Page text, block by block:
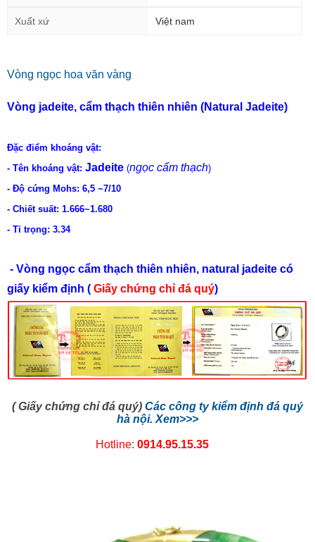
Xuất xứ Việt nam
Vòng ngọc hoa văn vàng
Vòng jadeite, cẩm thạch thiên nhiên (Natural Jadeite)
Đặc điểm khoáng vật:
- Tên khoáng vật: Jadeite (ngọc cẩm thạch)
- Độ cứng Mohs: 6,5 ~7/10
- Chiết suất: 1.666~1.680
- Tỉ trọng: 3.34
- Vòng ngọc cẩm thạch thiên nhiên, natural jadeite có
giấy kiểm định ( Giấy chứng chỉ đá quý)
( Giấy chứng chỉ đá quý) Các công ty kiểm định đá quý
hà nội. Xem>>>
Hotline: 0914.95.15.35